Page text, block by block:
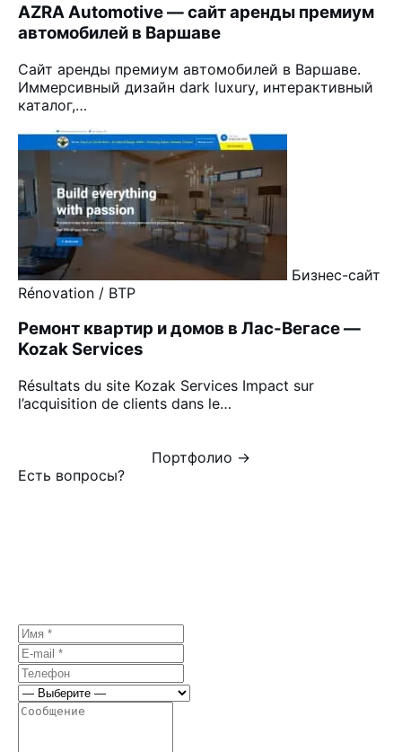
AZRA Automotive — сайт аренды премиум
автомобилей в Варшаве
Сайт аренды премиум автомобилей в Варшаве.
Иммерсивный дизайн dark luxury, интерактивный
каталог,…
Бизнес-сайт
Rénovation / BTP
Ремонт квартир и домов в Лас-Вегасе —
Kozak Services
Résultats du site Kozak Services Impact sur
l’acquisition de clients dans le…
Портфолио →
Есть вопросы?